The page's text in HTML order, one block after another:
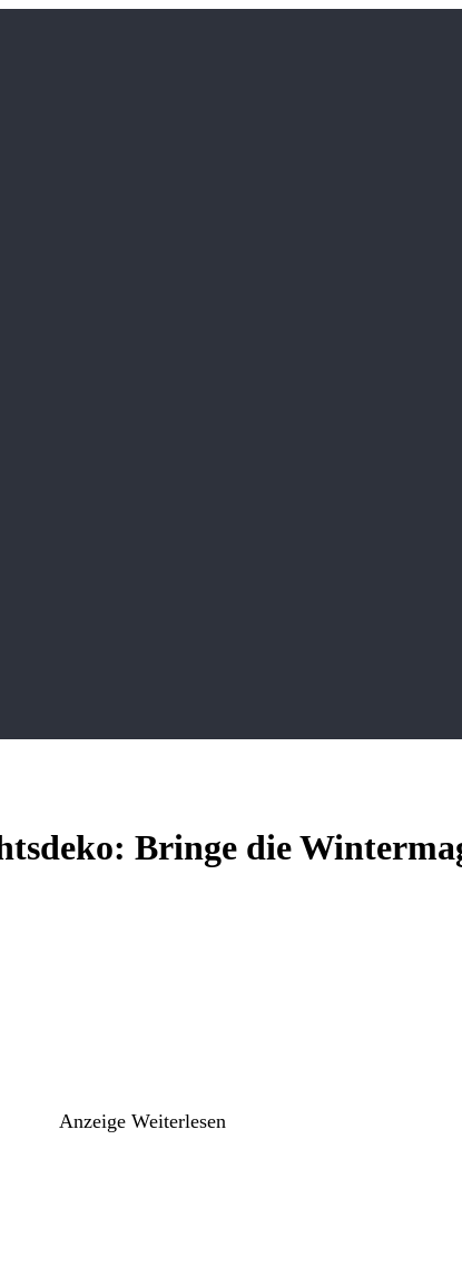
Bringe die
Anzeige Weiterlesen